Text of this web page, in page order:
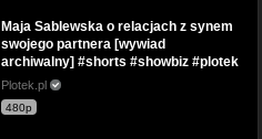
Maja Sablewska o relacjach z synem
swojego partnera [wywiad
archiwalny] #shorts #showbiz #plotek
Plotek.pl
480p